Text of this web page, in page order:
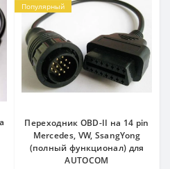
Популярный
Переходник OBD-II на 14 pin
Mercedes, VW, SsangYong
(полный функционал) для
AUTOCOM